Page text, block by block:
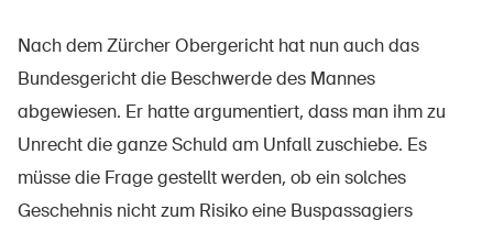
Ordinare & scaricare materiali
Corsi ed eventi
Approfondimenti giuridici
Nach dem Zürcher Obergericht hat nun auch das
Bundesgericht die Beschwerde des Mannes
abgewiesen. Er hatte argumentiert, dass man ihm zu
Unrecht die ganze Schuld am Unfall zuschiebe. Es
müsse die Frage gestellt werden, ob ein solches
Geschehnis nicht zum Risiko eine Buspassagiers